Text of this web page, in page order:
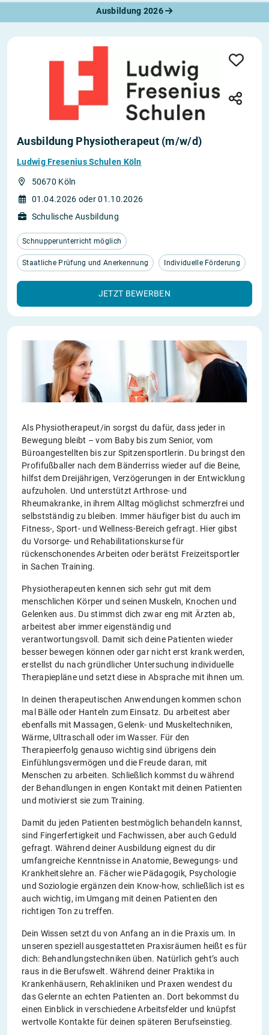
Ausbildung 2026
Ausbildung Physiotherapeut (m/w/d)
Ludwig Fresenius Schulen Köln
50670 Köln
01.04.2026 oder 01.10.2026
Schulische Ausbildung
Schnupperunterricht möglich
Staatliche Prüfung und Anerkennung Individuelle Förderung
JETZT BEWERBEN
Als Physiotherapeut/in sorgst du dafür, dass jeder in
Bewegung bleibt – vom Baby bis zum Senior, vom
Büroangestellten bis zur Spitzensportlerin. Du bringst den
Profifußballer nach dem Bänderriss wieder auf die Beine,
hilfst dem Dreijährigen, Verzögerungen in der Entwicklung
aufzuholen. Und unterstützt Arthrose- und
Rheumakranke, in ihrem Alltag möglichst schmerzfrei und
selbstständig zu bleiben. Immer häufiger bist du auch im
Fitness-, Sport- und Wellness-Bereich gefragt. Hier gibst
du Vorsorge- und Rehabilitationskurse für
rückenschonendes Arbeiten oder berätst Freizeitsportler
in Sachen Training.
Physiotherapeuten kennen sich sehr gut mit dem
menschlichen Körper und seinen Muskeln, Knochen und
Gelenken aus. Du stimmst dich zwar eng mit Ärzten ab,
arbeitest aber immer eigenständig und
verantwortungsvoll. Damit sich deine Patienten wieder
besser bewegen können oder gar nicht erst krank werden,
erstellst du nach gründlicher Untersuchung individuelle
Therapiepläne und setzt diese in Absprache mit ihnen um.
In deinen therapeutischen Anwendungen kommen schon
mal Bälle oder Hanteln zum Einsatz. Du arbeitest aber
ebenfalls mit Massagen, Gelenk- und Muskeltechniken,
Wärme, Ultraschall oder im Wasser. Für den
Therapieerfolg genauso wichtig sind übrigens dein
Einfühlungsvermögen und die Freude daran, mit
Menschen zu arbeiten. Schließlich kommst du während
der Behandlungen in engen Kontakt mit deinen Patienten
und motivierst sie zum Training.
Damit du jeden Patienten bestmöglich behandeln kannst,
sind Fingerfertigkeit und Fachwissen, aber auch Geduld
gefragt. Während deiner Ausbildung eignest du dir
umfangreiche Kenntnisse in Anatomie, Bewegungs- und
Krankheitslehre an. Fächer wie Pädagogik, Psychologie
und Soziologie ergänzen dein Know-how, schließlich ist es
auch wichtig, im Umgang mit deinen Patienten den
richtigen Ton zu treffen.
Dein Wissen setzt du von Anfang an in die Praxis um. In
unseren speziell ausgestatteten Praxisräumen heißt es für
dich: Behandlungstechniken üben. Natürlich geht’s auch
raus in die Berufswelt. Während deiner Praktika in
Krankenhäusern, Rehakliniken und Praxen wendest du
das Gelernte an echten Patienten an. Dort bekommst du
einen Einblick in verschiedene Arbeitsfelder und knüpfst
wertvolle Kontakte für deinen späteren Berufseinstieg.